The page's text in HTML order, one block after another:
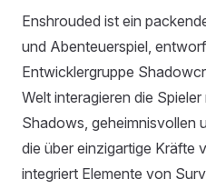
Enshrouded ist ein
und Abenteuerspiel,
Entwicklergruppe
Welt interagieren die
Shadows, geheimnisvollen
die über einzigartige Kräfte
integriert Elemente von